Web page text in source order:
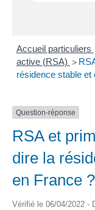
Accueil particuliers
active (RSA) >
résidence stable et
Question-réponse
RSA et
dire la
en France ?
Vérifié le 06/04/2022 -